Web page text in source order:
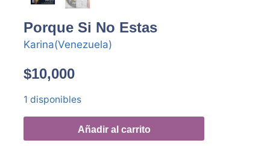
Porque Si No Estas
Karina(Venezuela)
$10,000
1 disponibles
Añadir al carrito